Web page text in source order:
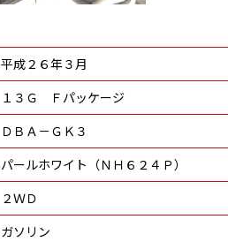
平成２６年３月
１３Ｇ Ｆパッケージ
ＤＢＡ－ＧＫ３
パールホワイト（ＮＨ６２４Ｐ）
２ＷＤ
ガソリン